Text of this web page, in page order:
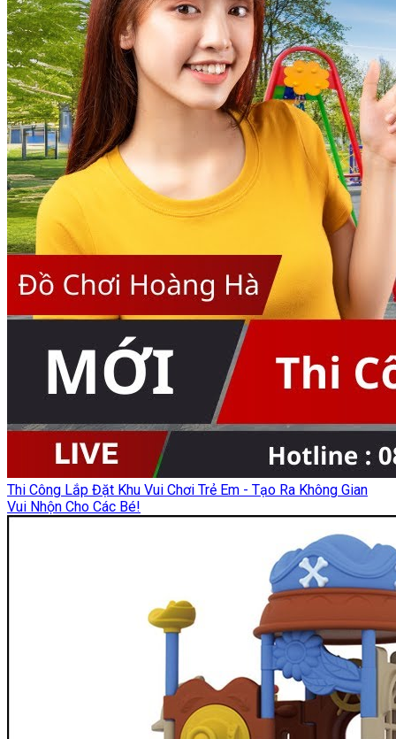
Thi Công Lắp Đặt Khu Vui Chơi Trẻ Em - Tạo Ra Không Gian
Vui Nhộn Cho Các Bé!